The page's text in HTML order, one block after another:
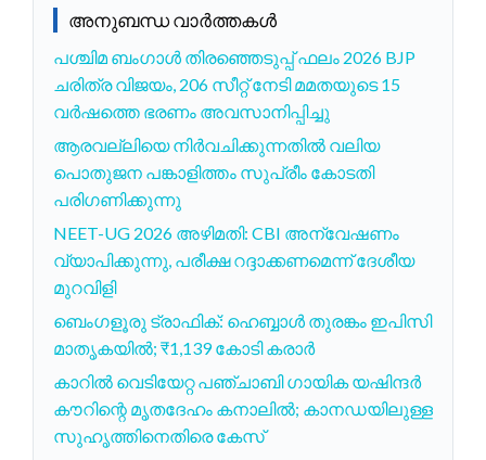
അനുബന്ധ വാർത്തകൾ
പശ്ചിമ ബംഗാൾ തിരഞ്ഞെടുപ്പ് ഫലം 2026 BJP
ചരിത്ര വിജയം, 206 സീറ്റ് നേടി മമതയുടെ 15
വർഷത്തെ ഭരണം അവസാനിപ്പിച്ചു
ആരവല്ലിയെ നിർവചിക്കുന്നതിൽ വലിയ
പൊതുജന പങ്കാളിത്തം സുപ്രീം കോടതി
പരിഗണിക്കുന്നു
NEET-UG 2026 അഴിമതി: CBI അന്വേഷണം
വ്യാപിക്കുന്നു, പരീക്ഷ റദ്ദാക്കണമെന്ന് ദേശീയ
മുറവിളി
ബെംഗളൂരു ട്രാഫിക്: ഹെബ്ബാൾ തുരങ്കം ഇപിസി
മാതൃകയിൽ; ₹1,139 കോടി കരാർ
കാറിൽ വെടിയേറ്റ പഞ്ചാബി ഗായിക യഷിന്ദർ
കൗറിന്റെ മൃതദേഹം കനാലിൽ; കാനഡയിലുള്ള
സുഹൃത്തിനെതിരെ കേസ്